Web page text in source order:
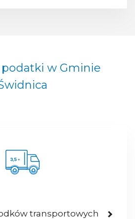
podatki w Gminie
transportowych